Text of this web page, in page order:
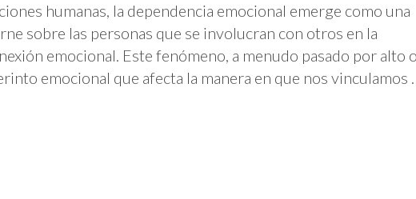
humanas, la dependencia emocional emerge como una
sobre las personas que se involucran con otros en la
emocional. Este fenómeno, a menudo pasado por alto o
emocional que afecta la manera en que nos vinculamos